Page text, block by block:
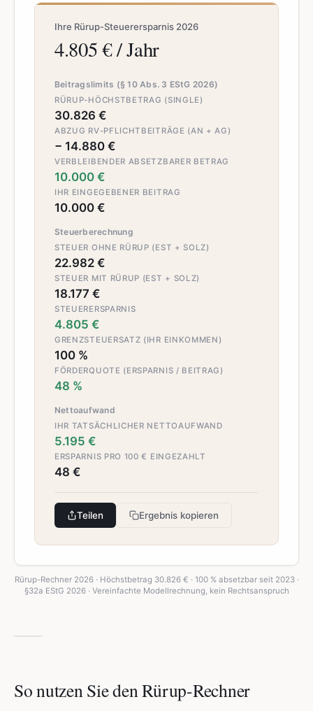
Ihre Rürup-Steuerersparnis 2026
4.805 € / Jahr
Beitragslimits (§ 10 Abs. 3 EStG 2026)
RÜRUP-HÖCHSTBETRAG (SINGLE)
30.826 €
ABZUG RV-PFLICHTBEITRÄGE (AN + AG)
− 14.880 €
VERBLEIBENDER ABSETZBARER BETRAG
10.000 €
IHR EINGEGEBENER BEITRAG
10.000 €
Steuerberechnung
STEUER OHNE RÜRUP (EST + SOLZ)
22.982 €
STEUER MIT RÜRUP (EST + SOLZ)
18.177 €
STEUERERSPARNIS
4.805 €
GRENZSTEUERSATZ (IHR EINKOMMEN)
100 %
FÖRDERQUOTE (ERSPARNIS / BEITRAG)
48 %
Nettoaufwand
IHR TATSÄCHLICHER NETTOAUFWAND
5.195 €
ERSPARNIS PRO 100 € EINGEZAHLT
48 €
Teilen Ergebnis kopieren
Rürup-Rechner 2026 · Höchstbetrag 30.826 € · 100 % absetzbar seit 2023 ·
§32a EStG 2026 · Vereinfachte Modellrechnung, kein Rechtsanspruch
So nutzen Sie den Rürup-Rechner